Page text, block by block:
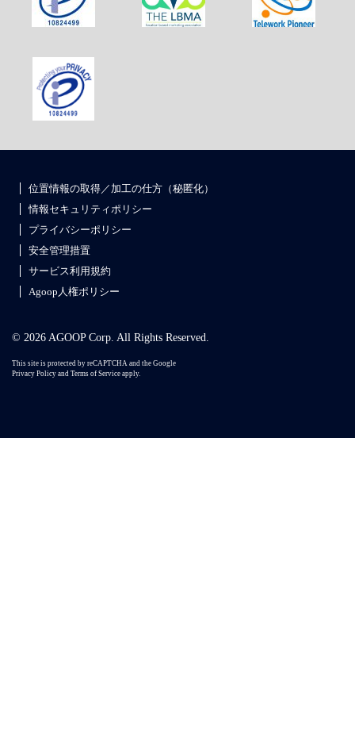
位置情報の取得／加工の仕方（秘匿化）
情報セキュリティポリシー
プライバシーポリシー
安全管理措置
サービス利用規約
Agoop人権ポリシー
© 2026 AGOOP Corp. All Rights Reserved.
This site is protected by reCAPTCHA and the Google
Privacy Policy and Terms of Service apply.